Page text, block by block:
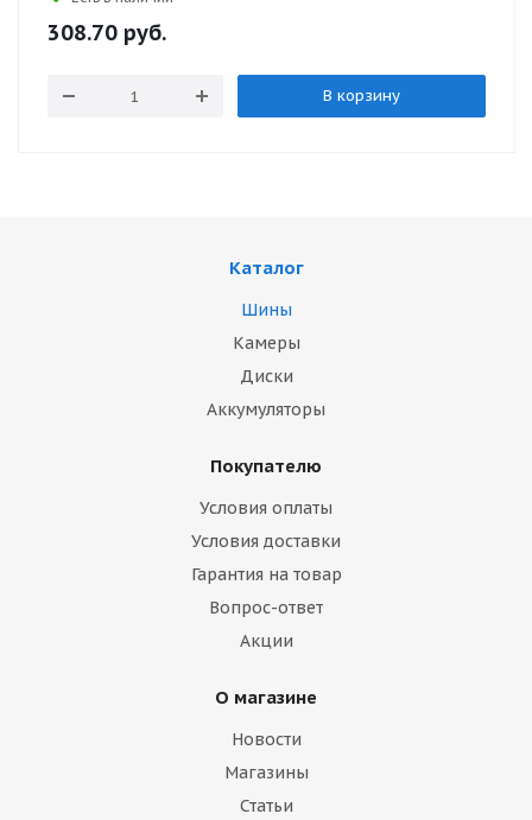
308.70 руб.
В корзину
Каталог
Шины
Камеры
Диски
Аккумуляторы
Покупателю
Условия оплаты
Условия доставки
Гарантия на товар
Вопрос-ответ
Акции
О магазине
Новости
Магазины
Статьи